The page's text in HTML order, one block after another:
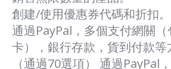
創建/使用優惠券代碼和折扣。
通過PayPal，多個支付網關
卡），銀行存款，貨到付款等
（通過70選項） 通過PayPal